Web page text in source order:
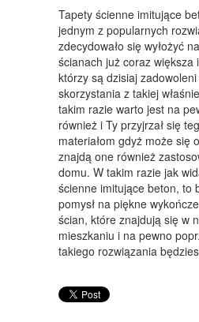
SPRZEDAŻ
DLA
MEBLE
WYPOSAŻENIE
WYPOSAŻENIE
ODZIEŻ
SPORT
ELEKTRONIKA,
Tapety ścienne imitujące
jednym z popularnych
zdecydowało się wyłożyć
ścianach już coraz większa
którzy są dzisiaj
skorzystania z takiej
takim razie warto jest na
również i Ty przyjrzał się
materiałom gdyż może się
znajdą one również
domu. W takim razie jak
ścienne imitujące beton, to
pomysł na piękne
ścian, które znajdują się w
mieszkaniu i na pewno
takiego rozwiązania